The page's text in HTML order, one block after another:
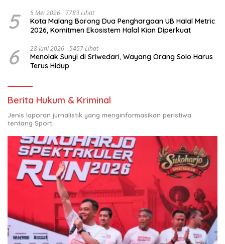
5 5 Mei 2026 7783 Lihat
Kota Malang Borong Dua Penghargaan UB Halal Metric
2026, Komitmen Ekosistem Halal Kian Diperkuat
6 28 Juni 2026 5457 Lihat
Menolak Sunyi di Sriwedari, Wayang Orang Solo Harus
Terus Hidup
Berita Hukum & Kriminal
Jenis laporan jurnalistik yang menginformasikan peristiwa
tentang Sport